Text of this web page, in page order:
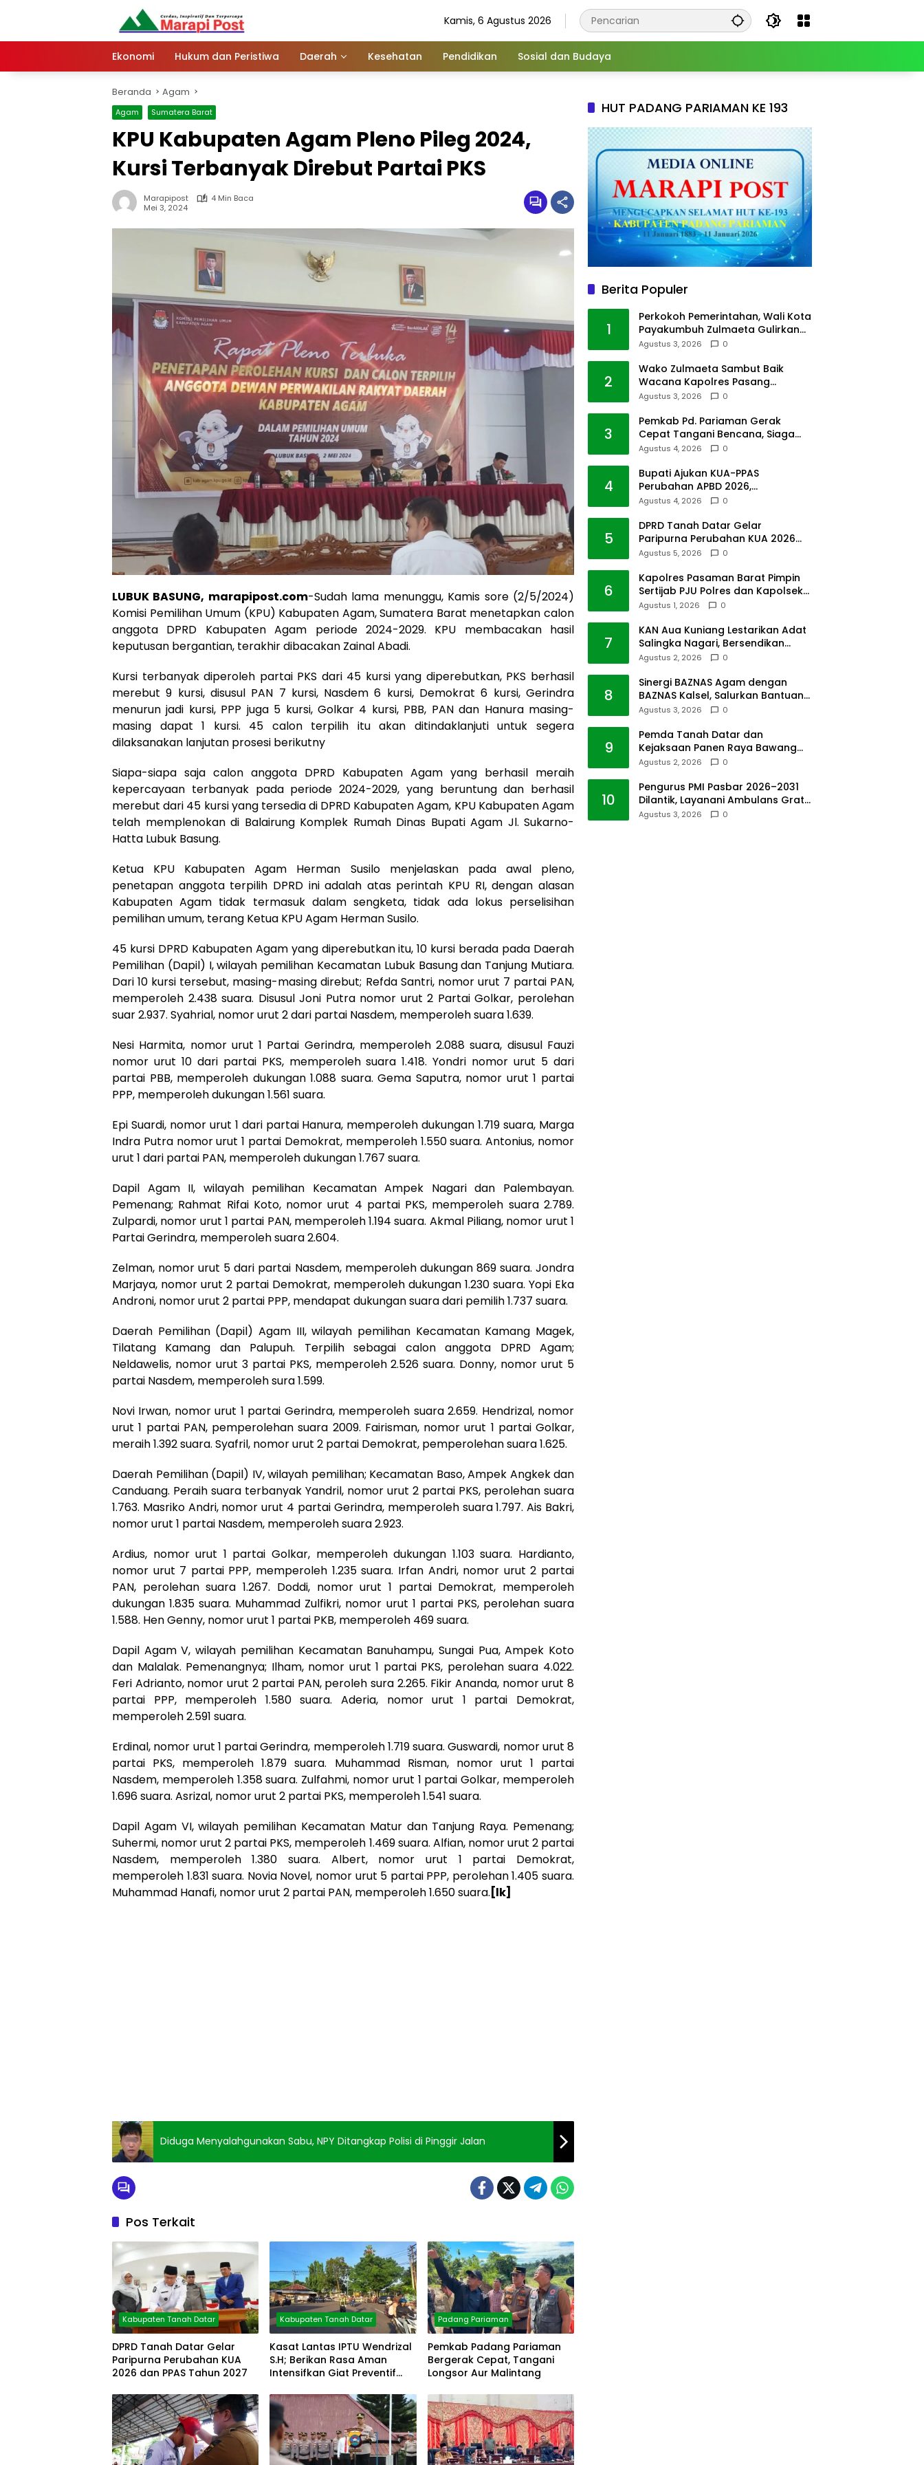
Kamis, 6 Agustus 2026
Ekonomi Hukum dan Peristiwa Daerah Kesehatan Pendidikan Sosial dan Budaya
Beranda Agam
Agam Sumatera Barat
KPU Kabupaten Agam Pleno Pileg 2024,
Kursi Terbanyak Direbut Partai PKS
Marapipost
4 Min Baca
Mei 3, 2024
LUBUK BASUNG, marapipost.com-Sudah lama menunggu, Kamis sore (2/5/2024)
Komisi Pemilihan Umum (KPU) Kabupaten Agam, Sumatera Barat menetapkan calon
anggota DPRD Kabupaten Agam periode 2024-2029. KPU membacakan hasil
keputusan bergantian, terakhir dibacakan Zainal Abadi.
Kursi terbanyak diperoleh partai PKS dari 45 kursi yang diperebutkan, PKS berhasil
merebut 9 kursi, disusul PAN 7 kursi, Nasdem 6 kursi, Demokrat 6 kursi, Gerindra
menurun jadi kursi, PPP juga 5 kursi, Golkar 4 kursi, PBB, PAN dan Hanura masing-
masing dapat 1 kursi. 45 calon terpilih itu akan ditindaklanjuti untuk segera
dilaksanakan lanjutan prosesi berikutny
Siapa-siapa saja calon anggota DPRD Kabupaten Agam yang berhasil meraih
kepercayaan terbanyak pada periode 2024-2029, yang beruntung dan berhasil
merebut dari 45 kursi yang tersedia di DPRD Kabupaten Agam, KPU Kabupaten Agam
telah memplenokan di Balairung Komplek Rumah Dinas Bupati Agam Jl. Sukarno-
Hatta Lubuk Basung.
Ketua KPU Kabupaten Agam Herman Susilo menjelaskan pada awal pleno,
penetapan anggota terpilih DPRD ini adalah atas perintah KPU RI, dengan alasan
Kabupaten Agam tidak termasuk dalam sengketa, tidak ada lokus perselisihan
pemilihan umum, terang Ketua KPU Agam Herman Susilo.
45 kursi DPRD Kabupaten Agam yang diperebutkan itu, 10 kursi berada pada Daerah
Pemilihan (Dapil) I, wilayah pemilihan Kecamatan Lubuk Basung dan Tanjung Mutiara.
Dari 10 kursi tersebut, masing-masing direbut; Refda Santri, nomor urut 7 partai PAN,
memperoleh 2.438 suara. Disusul Joni Putra nomor urut 2 Partai Golkar, perolehan
suar 2.937. Syahrial, nomor urut 2 dari partai Nasdem, memperoleh suara 1.639.
Nesi Harmita, nomor urut 1 Partai Gerindra, memperoleh 2.088 suara, disusul Fauzi
nomor urut 10 dari partai PKS, memperoleh suara 1.418. Yondri nomor urut 5 dari
partai PBB, memperoleh dukungan 1.088 suara. Gema Saputra, nomor urut 1 partai
PPP, memperoleh dukungan 1.561 suara.
Epi Suardi, nomor urut 1 dari partai Hanura, memperoleh dukungan 1.719 suara, Marga
Indra Putra nomor urut 1 partai Demokrat, memperoleh 1.550 suara. Antonius, nomor
urut 1 dari partai PAN, memperoleh dukungan 1.767 suara.
Dapil Agam II, wilayah pemilihan Kecamatan Ampek Nagari dan Palembayan.
Pemenang; Rahmat Rifai Koto, nomor urut 4 partai PKS, memperoleh suara 2.789.
Zulpardi, nomor urut 1 partai PAN, memperoleh 1.194 suara. Akmal Piliang, nomor urut 1
Partai Gerindra, memperoleh suara 2.604.
Zelman, nomor urut 5 dari partai Nasdem, memperoleh dukungan 869 suara. Jondra
Marjaya, nomor urut 2 partai Demokrat, memperoleh dukungan 1.230 suara. Yopi Eka
Androni, nomor urut 2 partai PPP, mendapat dukungan suara dari pemilih 1.737 suara.
Daerah Pemilihan (Dapil) Agam III, wilayah pemilihan Kecamatan Kamang Magek,
Tilatang Kamang dan Palupuh. Terpilih sebagai calon anggota DPRD Agam;
Neldawelis, nomor urut 3 partai PKS, memperoleh 2.526 suara. Donny, nomor urut 5
partai Nasdem, memperoleh sura 1.599.
Novi Irwan, nomor urut 1 partai Gerindra, memperoleh suara 2.659. Hendrizal, nomor
urut 1 partai PAN, pemperolehan suara 2009. Fairisman, nomor urut 1 partai Golkar,
meraih 1.392 suara. Syafril, nomor urut 2 partai Demokrat, pemperolehan suara 1.625.
Daerah Pemilihan (Dapil) IV, wilayah pemilihan; Kecamatan Baso, Ampek Angkek dan
Canduang. Peraih suara terbanyak Yandril, nomor urut 2 partai PKS, perolehan suara
1.763. Masriko Andri, nomor urut 4 partai Gerindra, memperoleh suara 1.797. Ais Bakri,
nomor urut 1 partai Nasdem, memperoleh suara 2.923.
Ardius, nomor urut 1 partai Golkar, memperoleh dukungan 1.103 suara. Hardianto,
nomor urut 7 partai PPP, memperoleh 1.235 suara. Irfan Andri, nomor urut 2 partai
PAN, perolehan suara 1.267. Doddi, nomor urut 1 partai Demokrat, memperoleh
dukungan 1.835 suara. Muhammad Zulfikri, nomor urut 1 partai PKS, perolehan suara
1.588. Hen Genny, nomor urut 1 partai PKB, memperoleh 469 suara.
Dapil Agam V, wilayah pemilihan Kecamatan Banuhampu, Sungai Pua, Ampek Koto
dan Malalak. Pemenangnya; Ilham, nomor urut 1 partai PKS, perolehan suara 4.022.
Feri Adrianto, nomor urut 2 partai PAN, peroleh sura 2.265. Fikir Ananda, nomor urut 8
partai PPP, memperoleh 1.580 suara. Aderia, nomor urut 1 partai Demokrat,
memperoleh 2.591 suara.
Erdinal, nomor urut 1 partai Gerindra, memperoleh 1.719 suara. Guswardi, nomor urut 8
partai PKS, memperoleh 1.879 suara. Muhammad Risman, nomor urut 1 partai
Nasdem, memperoleh 1.358 suara. Zulfahmi, nomor urut 1 partai Golkar, memperoleh
1.696 suara. Asrizal, nomor urut 2 partai PKS, memperoleh 1.541 suara.
Dapil Agam VI, wilayah pemilihan Kecamatan Matur dan Tanjung Raya. Pemenang;
Suhermi, nomor urut 2 partai PKS, memperoleh 1.469 suara. Alfian, nomor urut 2 partai
Nasdem, memperoleh 1.380 suara. Albert, nomor urut 1 partai Demokrat,
memperoleh 1.831 suara. Novia Novel, nomor urut 5 partai PPP, perolehan 1.405 suara.
Muhammad Hanafi, nomor urut 2 partai PAN, memperoleh 1.650 suara. [lk]
Diduga Menyalahgunakan Sabu, NPY Ditangkap Polisi di Pinggir Jalan
Pos Terkait
Kabupaten Tanah Datar
DPRD Tanah Datar Gelar
Paripurna Perubahan KUA
2026 dan PPAS Tahun 2027
Kabupaten Tanah Datar
Kasat Lantas IPTU Wendrizal
S.H; Berikan Rasa Aman
Intensifkan Giat Preventif
Padang Pariaman
Pemkab Padang Pariaman
Bergerak Cepat, Tangani
Longsor Aur Malintang
HUT PADANG PARIAMAN KE 193
Berita Populer
1
Perkokoh Pemerintahan, Wali Kota
Payakumbuh Zulmaeta Gulirkan
Jabatan
Agustus 3, 2026 0
2
Wako Zulmaeta Sambut Baik
Wacana Kapolres Pasang
Kamera Pantau Lalin
Agustus 3, 2026 0
3
Pemkab Pd. Pariaman Gerak
Cepat Tangani Bencana, Siaga
Cuaca Ekstrem
Agustus 4, 2026 0
4
Bupati Ajukan KUA-PPAS
Perubahan APBD 2026,
Pendapatan Pasbar Naik 15
Agustus 4, 2026 0
5
DPRD Tanah Datar Gelar
Paripurna Perubahan KUA 2026
dan PPAS Tahun 2027
Agustus 5, 2026 0
6
Kapolres Pasaman Barat Pimpin
Sertijab PJU Polres dan Kapolsek
Sungai Beremas
Agustus 1, 2026 0
7
KAN Aua Kuniang Lestarikan Adat
Salingka Nagari, Bersendikan
Kitabullah
Agustus 2, 2026 0
8
Sinergi BAZNAS Agam dengan
BAZNAS Kalsel, Salurkan Bantuan
Bencana Alam
Agustus 3, 2026 0
9
Pemda Tanah Datar dan
Kejaksaan Panen Raya Bawang
Merah di Sawah Tangah
Agustus 2, 2026 0
10
Pengurus PMI Pasbar 2026–2031
Dilantik, Layanani Ambulans Gratis
ke Padang
Agustus 3, 2026 0